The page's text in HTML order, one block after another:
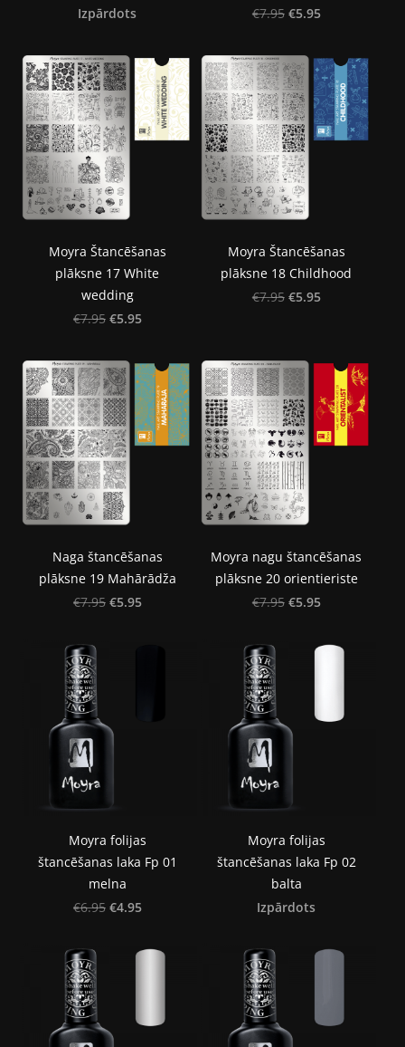
Izpārdots
€7.95 €5.95
Moyra Štancēšanas
plāksne 17 White
wedding
€7.95 €5.95
Moyra Štancēšanas
plāksne 18 Childhood
€7.95 €5.95
Naga štancēšanas
plāksne 19 Mahārādža
€7.95 €5.95
Moyra nagu štancēšanas
plāksne 20 orientieriste
€7.95 €5.95
Moyra folijas
štancēšanas laka Fp 01
melna
€6.95 €4.95
Moyra folijas
štancēšanas laka Fp 02
balta
Izpārdots